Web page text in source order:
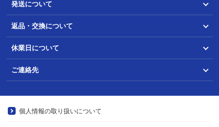
発送について
返品・交換について
休業日について
ご連絡先
個人情報の取り扱いについて